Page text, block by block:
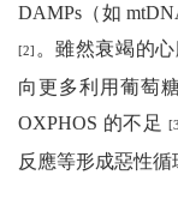
DAMPs（如
[2] 。雖然衰竭的
向更多利用葡萄
OXPHOS 的不足
反應等形成惡性